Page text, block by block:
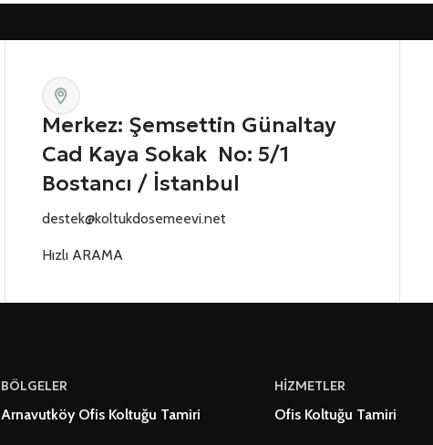
Merkez: Şemsettin Günaltay
Cad Kaya Sokak No: 5/1
Bostancı / İstanbul
destek@koltukdosemeevi.net
Hızlı ARAMA
BÖLGELER
Arnavutköy Ofis Koltuğu Tamiri
HİZMETLER
Ofis Koltuğu Tamiri